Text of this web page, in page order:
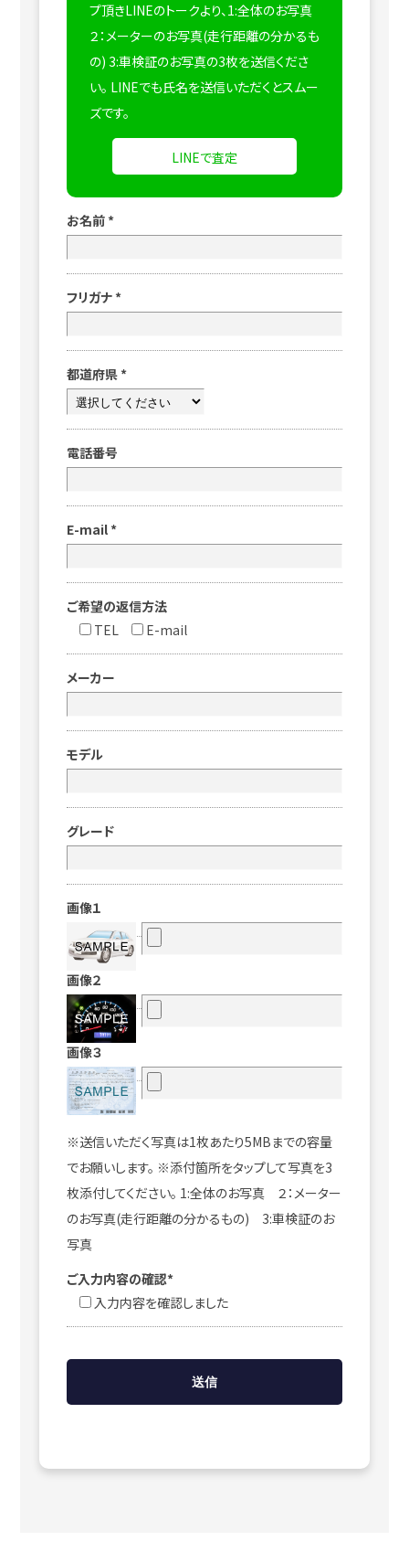
プ頂きLINEのトークより、1:全体のお写真
２：メーターのお写真(走行距離の分かるも
の) 3:車検証のお写真の3枚を送信くださ
い。 LINEでも氏名を送信いただくとスムー
ズです。
LINEで査定
お名前 *
フリガナ *
都道府県 *
電話番号
E-mail *
ご希望の返信方法
TEL
E-mail
メーカー
モデル
グレード
画像１
画像２
画像３
※送信いただく写真は1枚あたり5MBまでの容量
でお願いします。 ※添付箇所をタップして写真を3
枚添付してください。 1:全体のお写真 ２：メーター
のお写真(走行距離の分かるもの) 3:車検証のお
写真
ご入力内容の確認*
入力内容を確認しました